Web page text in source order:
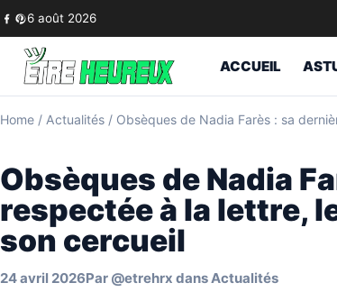
Skip to content
6 août 2026
ACCUEIL
Home / Actualités / Obsèques de Nadia Farès : sa
Obsèques de Nadia
respectée à la lettre,
son cercueil
24 avril 2026Par @etrehrx dansActualités